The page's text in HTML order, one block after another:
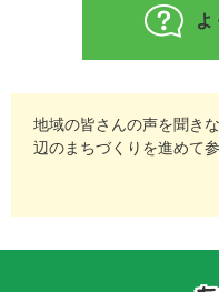
よ
地域の皆さんの声を聞き
辺のまちづくりを進めて参